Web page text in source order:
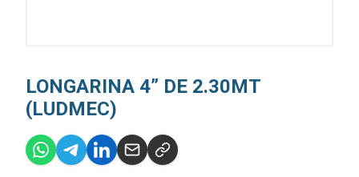
LONGARINA 4” DE 2.30MT
(LUDMEC)